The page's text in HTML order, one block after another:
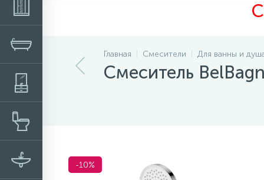
Главная Смесители Для ванны и
Смеситель
-10%